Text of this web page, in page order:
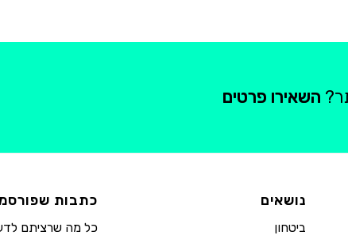
השאירו פרטים
נושאים
ביטחון
כתבות
כל מה שרציתם